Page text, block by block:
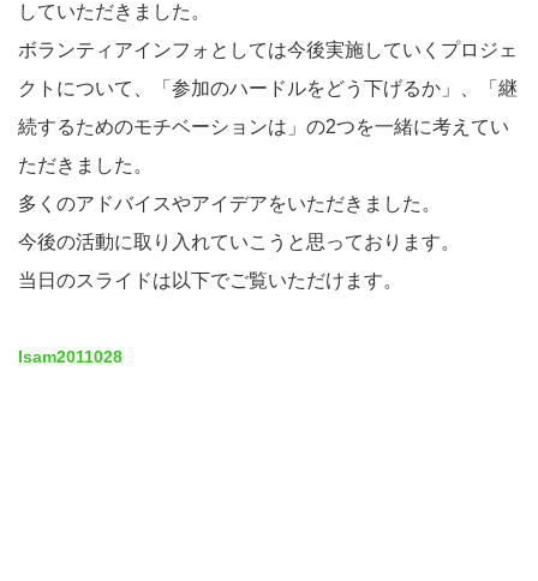
していただきました。
ボランティアインフォとしては今後実施していくプロジェ
クトについて、「参加のハードルをどう下げるか」、「継
続するためのモチベーションは」の2つを一緒に考えてい
ただきました。
多くのアドバイスやアイデアをいただきました。
今後の活動に取り入れていこうと思っております。
当日のスライドは以下でご覧いただけます。
Isam2011028